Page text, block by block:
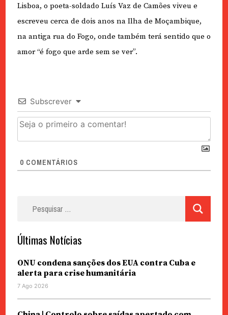
Lisboa, o poeta-soldado Luís Vaz de Camões viveu e
escreveu cerca de dois anos na Ilha de Moçambique,
na antiga rua do Fogo, onde também terá sentido que o
amor “é fogo que arde sem se ver”.
Subscrever
0 COMENTÁRIOS
Últimas Notícias
ONU condena sanções dos EUA contra Cuba e
alerta para crise humanitária
7 Ago 2026